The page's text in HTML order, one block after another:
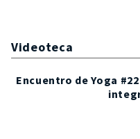
Videoteca
Encuentro de Yoga